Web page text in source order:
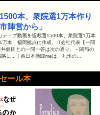
本、衆院選1万本作り
陣営から」
ィブ動画を総裁選1500本、衆院選1万本
万本 福岡拠点に作成、IT会社代表【一問
健氏との一問一答は次の通り。－関与の
に...｜西日本新聞meは、九州の…
ール本